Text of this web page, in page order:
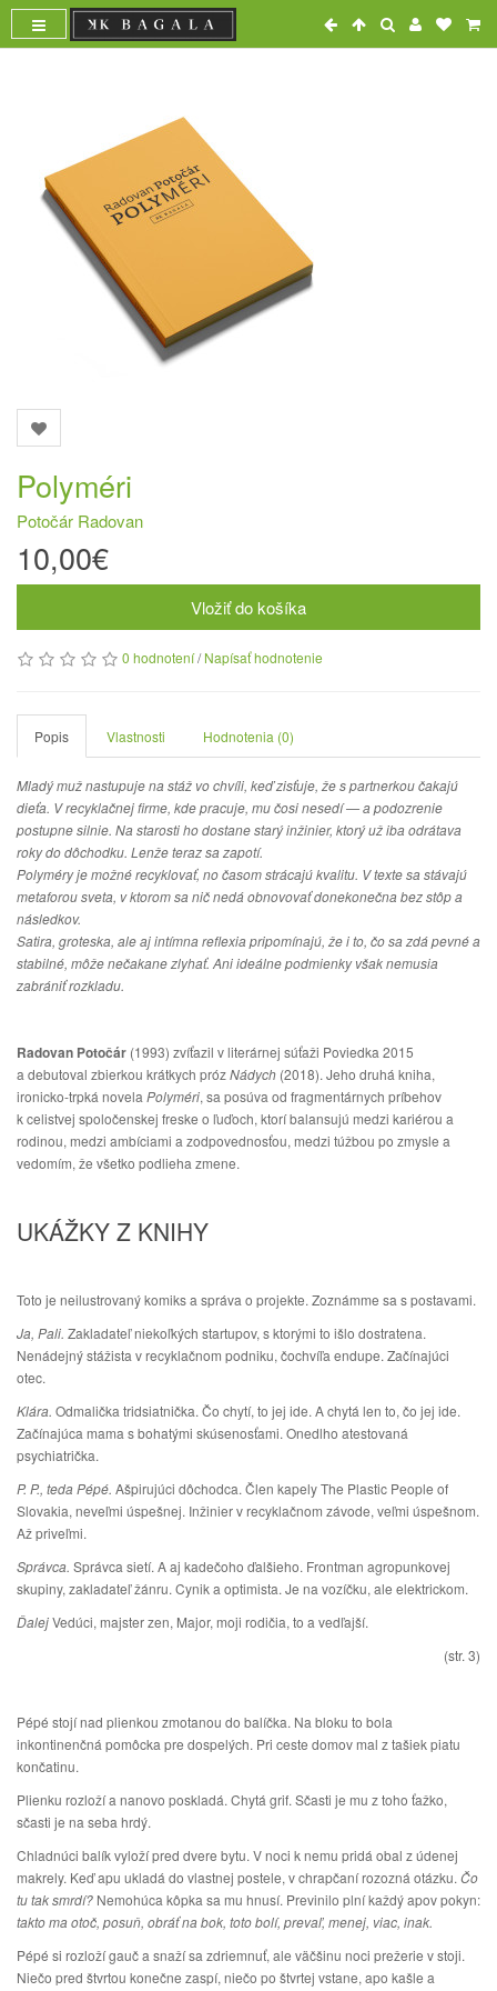
Polyméri
Potočár Radovan
10,00€
Vložiť do košíka
0 hodnotení/Napísať hodnotenie
Popis Vlastnosti Hodnotenia (0)
Mladý muž nastupuje na stáž vo chvíli, keď zisťuje, že s partnerkou čakajú
dieťa. V recyklačnej firme, kde pracuje, mu čosi nesedí — a podozrenie
postupne silnie. Na starosti ho dostane starý inžinier, ktorý už iba odrátava
roky do dôchodku. Lenže teraz sa zapotí.
Polyméry je možné recyklovať, no časom strácajú kvalitu. V texte sa stávajú
metaforou sveta, v ktorom sa nič nedá obnovovať donekonečna bez stôp a
následkov.
Satira, groteska, ale aj intímna reflexia pripomínajú, že i to, čo sa zdá pevné a
stabilné, môže nečakane zlyhať. Ani ideálne podmienky však nemusia
zabrániť rozkladu.
Radovan Potočár (1993) zvíťazil v literárnej súťaži Poviedka 2015
a debutoval zbierkou krátkych prózNádych (2018). Jeho druhá kniha,
ironicko-trpká novela Polyméri, sa posúva od fragmentárnych príbehov
k celistvej spoločenskej freske o ľuďoch, ktorí balansujú medzi kariérou a
rodinou, medzi ambíciami a zodpovednosťou, medzi túžbou po zmysle a
vedomím, že všetko podlieha zmene.
UKÁŽKY Z KNIHY
Toto je neilustrovaný komiks a správa o projekte. Zoznámme sa s postavami.
Ja, Pali. Zakladateľ niekoľkých startupov, s ktorými to išlo dostratena.
Nenádejný stážista v recyklačnom podniku, čochvíľa endupe. Začínajúci
otec.
Klára. Odmalička tridsiatnička. Čo chytí, to jej ide. A chytá len to, čo jej ide.
Začínajúca mama s bohatými skúsenosťami. Onedlho atestovaná
psychiatrička.
P. P., teda Pépé. Ašpirujúci dôchodca. Člen kapely The Plastic People of
Slovakia, neveľmi úspešnej. Inžinier v recyklačnom závode, veľmi úspešnom.
Až priveľmi.
Správca. Správca sietí. A aj kadečoho ďalšieho. Frontman agropunkovej
skupiny, zakladateľ žánru. Cynik a optimista. Je na vozíčku, ale elektrickom.
ĎalejVedúci, majster zen, Major, moji rodičia, to a vedľajší.
(str. 3)
Pépé stojí nad plienkou zmotanou do balíčka. Na bloku to bola
inkontinenčná pomôcka pre dospelých. Pri ceste domov mal z tašiek piatu
končatinu.
Plienku rozloží a nanovo poskladá. Chytá grif. Sčasti je mu z toho ťažko,
sčasti je na seba hrdý.
Chladnúci balík vyloží pred dvere bytu. V noci k nemu pridá obal z údenej
makrely. Keď apu ukladá do vlastnej postele, v chrapčaní rozozná otázku. Čo
tu tak smrdí? Nemohúca kôpka sa mu hnusí. Previnilo plní každý apov pokyn:
takto ma otoč, posuň, obráť na bok, toto bolí, prevaľ, menej, viac, inak.
Pépé si rozloží gauč a snaží sa zdriemnuť, ale väčšinu noci prežerie v stoji.
Niečo pred štvrtou konečne zaspí, niečo po štvrtej vstane, apo kašle a